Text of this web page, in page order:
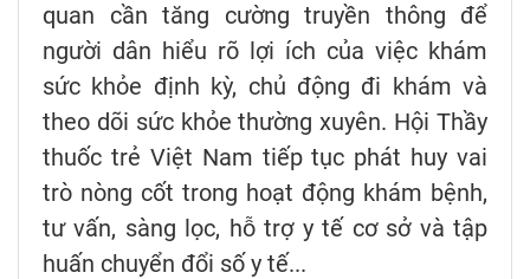
quan cần tăng cường truyền thông để
người dân hiểu rõ lợi ích của việc khám
sức khỏe định kỳ, chủ động đi khám và
theo dõi sức khỏe thường xuyên. Hội Thầy
thuốc trẻ Việt Nam tiếp tục phát huy vai
trò nòng cốt trong hoạt động khám bệnh,
tư vấn, sàng lọc, hỗ trợ y tế cơ sở và tập
huấn chuyển đổi số y tế...